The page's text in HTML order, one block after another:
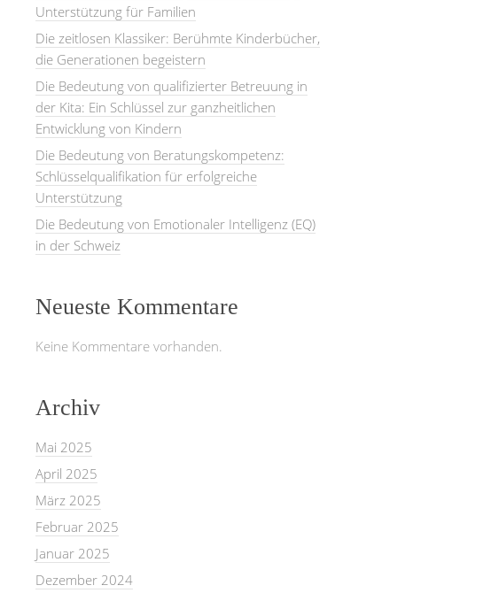
Unterstützung für Familien
Die zeitlosen Klassiker: Berühmte Kinderbücher,
die Generationen begeistern
Die Bedeutung von qualifizierter Betreuung in
der Kita: Ein Schlüssel zur ganzheitlichen
Entwicklung von Kindern
Die Bedeutung von Beratungskompetenz:
Schlüsselqualifikation für erfolgreiche
Unterstützung
Die Bedeutung von Emotionaler Intelligenz (EQ)
in der Schweiz
Neueste Kommentare
Keine Kommentare vorhanden.
Archiv
Mai 2025
April 2025
März 2025
Februar 2025
Januar 2025
Dezember 2024